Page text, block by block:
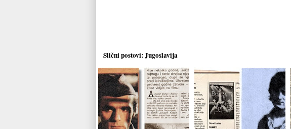
Slični postovi:Jugoslavija